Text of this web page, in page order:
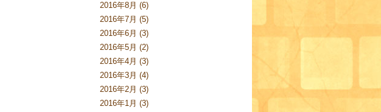
2016年8月 (6)
2016年7月 (5)
2016年6月 (3)
2016年5月 (2)
2016年4月 (3)
2016年3月 (4)
2016年2月 (3)
2016年1月 (3)